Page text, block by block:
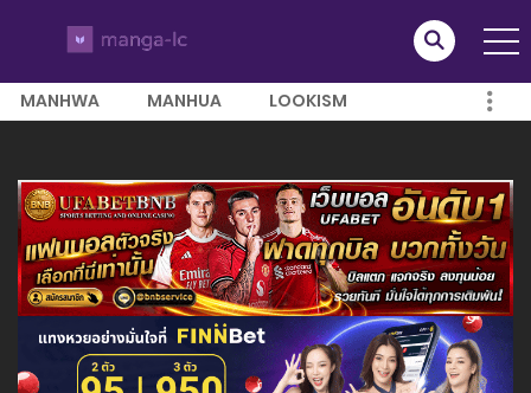
MANHWA MANHUA LOOKISM